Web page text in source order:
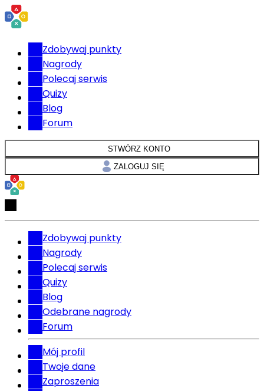
Zdobywaj punkty
Nagrody
Polecaj serwis
Quizy
Blog
Forum
STWÓRZ KONTO
ZALOGUJ SIĘ
Zdobywaj punkty
Nagrody
Polecaj serwis
Quizy
Blog
Odebrane nagrody
Forum
Mój profil
Twoje dane
Zaproszenia